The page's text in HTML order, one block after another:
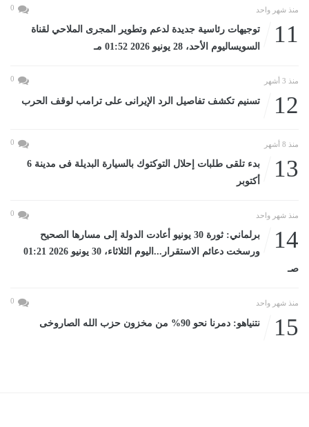
منذ شهر واحد 0
11
توجيهات رئاسية جديدة لدعم وتطوير المجرى الملاحي لقناة
السويساليوم الأحد، 28 يونيو 2026 01:52 مـ
منذ 3 أشهر 0
12 تسنيم تكشف تفاصيل الرد الإيرانى على ترامب لوقف الحرب
منذ 8 أشهر 0
13
بدء تلقى طلبات إحلال التوكتوك بالسيارة البديلة فى مدينة 6
أكتوبر
منذ شهر واحد 0
14
برلماني: ثورة 30 يونيو أعادت الدولة إلى مسارها الصحيح
ورسخت دعائم الاستقرار...اليوم الثلاثاء، 30 يونيو 2026 01:21
صـ
منذ شهر واحد 0
15 نتنياهو: دمرنا نحو 90% من مخزون حزب الله الصاروخى